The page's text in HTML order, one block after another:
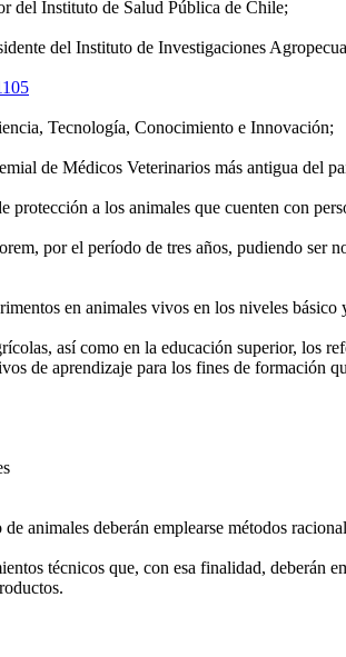
Instituto de Salud Pública de Chile;
del Instituto de Investigaciones
Tecnología, Conocimiento e Innovación;
de Médicos Veterinarios más antigua del
protección a los animales que cuenten con
por el período de tres años, pudiendo
en animales vivos en los niveles básico
así como en la educación superior, los
de aprendizaje para los fines de formación
animales deberán emplearse métodos
técnicos que, con esa finalidad, deberán